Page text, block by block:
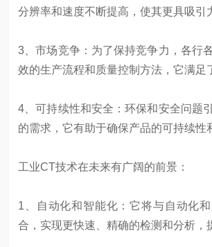
分辨率和速度不断提高，使其更具吸引
3、市场竞争：为了保持竞争力，各行
效的生产流程和质量控制方法，它满足
4、可持续性和安全：环保和安全问题
的需求，它有助于确保产品的可持续性
工业CT技术在未来有广阔的前景：
1、自动化和智能化：它将与自动化
合，实现更快速、精确的检测和分析，